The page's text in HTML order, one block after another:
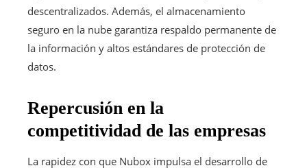
descentralizados. Además, el almacenamiento
seguro en la nube garantiza respaldo permanente de
la información y altos estándares de protección de
datos.
Repercusión en la
competitividad de las empresas
La rapidez con que Nubox impulsa el desarrollo de